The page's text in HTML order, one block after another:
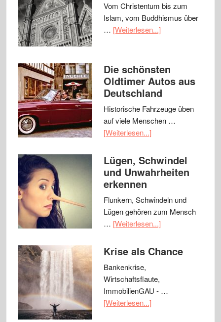
Vom Christentum bis zum
Islam, vom Buddhismus über
… [Weiterlesen...]
Die schönsten
Oldtimer Autos aus
Deutschland
Historische Fahrzeuge üben
auf viele Menschen …
[Weiterlesen...]
Lügen, Schwindel
und Unwahrheiten
erkennen
Flunkern, Schwindeln und
Lügen gehören zum Mensch
… [Weiterlesen...]
Krise als Chance
Bankenkrise,
Wirtschaftsflaute,
ImmobilienGAU - …
[Weiterlesen...]